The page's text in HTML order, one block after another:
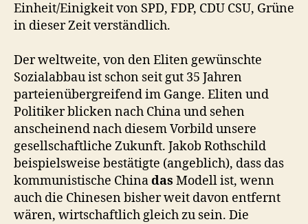
Einheit/Einigkeit von SPD, FDP, CDU CSU, Grüne
in dieser Zeit verständlich.
Der weltweite, von den Eliten gewünschte
Sozialabbau ist schon seit gut 35 Jahren
parteienübergreifend im Gange. Eliten und
Politiker blicken nach China und sehen
anscheinend nach diesem Vorbild unsere
gesellschaftliche Zukunft. Jakob Rothschild
beispielsweise bestätigte (angeblich), dass das
kommunistische Chinadas Modell ist, wenn
auch die Chinesen bisher weit davon entfernt
wären, wirtschaftlich gleich zu sein. Die